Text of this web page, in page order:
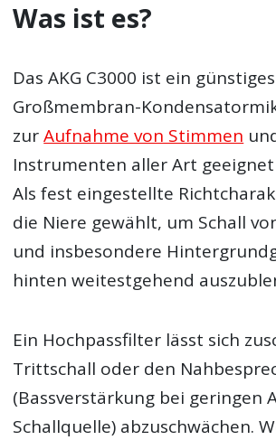
Was ist es?
Das AKG C3000 ist ein günstiges
Großmembran-
zurAufnahme von Stimmen
Instrumenten aller Art
Als fest eingestellte
die Niere gewählt, um Schall
und insbesondere
hinten weitestgehend
Ein Hochpassfilter lässt sich
Trittschall oder den
(Bassverstärkung bei geringen
Schallquelle) abzuschwächen.